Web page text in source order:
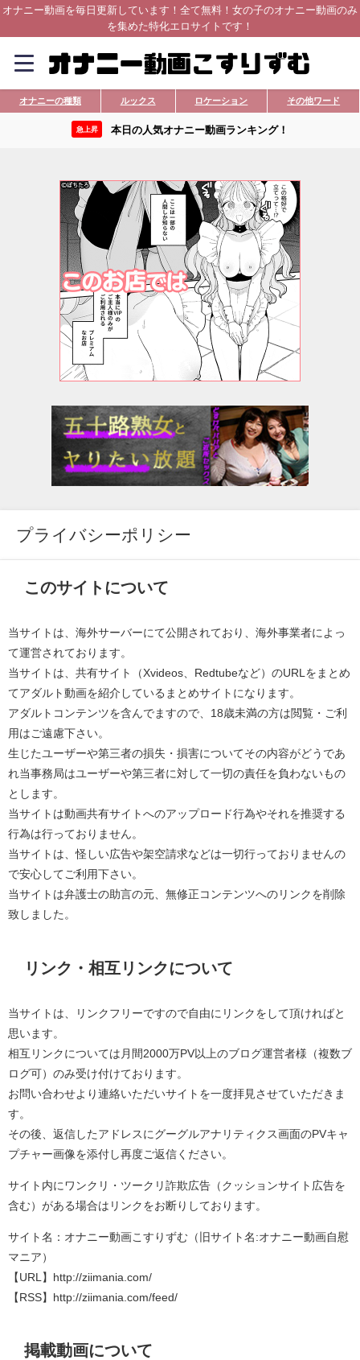
オナニー動画を毎日更新しています！全て無料！女の子のオナニー動画のみ
を集めた特化エロサイトです！
オナニーの種類 ルックス ロケーション その他ワード
急上昇 本日の人気オナニー動画ランキング！
プライバシーポリシー
このサイトについて
当サイトは、海外サーバーにて公開されており、海外事業者によっ
て運営されております。
当サイトは、共有サイト（Xvideos、Redtubeなど）のURLをまとめ
てアダルト動画を紹介しているまとめサイトになります。
アダルトコンテンツを含んでますので、18歳未満の方は閲覧・ご利
用はご遠慮下さい。
生じたユーザーや第三者の損失・損害についてその内容がどうであ
れ当事務局はユーザーや第三者に対して一切の責任を負わないもの
とします。
当サイトは動画共有サイトへのアップロード行為やそれを推奨する
行為は行っておりません。
当サイトは、怪しい広告や架空請求などは一切行っておりませんの
で安心してご利用下さい。
当サイトは弁護士の助言の元、無修正コンテンツへのリンクを削除
致しました。
リンク・相互リンクについて
当サイトは、リンクフリーですので自由にリンクをして頂ければと
思います。
相互リンクについては月間2000万PV以上のブログ運営者様（複数ブ
ログ可）のみ受け付けております。
お問い合わせより連絡いただいサイトを一度拝見させていただきま
す。
その後、返信したアドレスにグーグルアナリティクス画面のPVキャ
プチャー画像を添付し再度ご返信ください。
サイト内にワンクリ・ツークリ詐欺広告（クッションサイト広告を
含む）がある場合はリンクをお断りしております。
サイト名：オナニー動画こすりずむ（旧サイト名:オナニー動画自慰
マニア）
【URL】http://ziimania.com/
【RSS】http://ziimania.com/feed/
掲載動画について